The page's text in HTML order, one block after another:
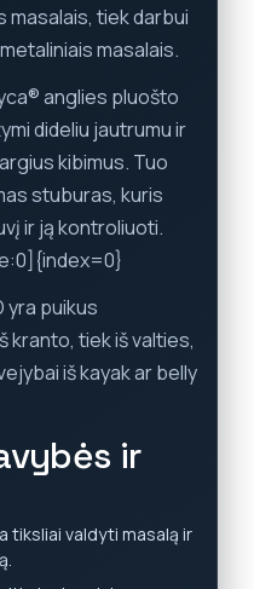
masalais, tiek darbui
masalais.
anglies pluošto
dideliu jautrumu ir
kibimus. Tuo
stuburas, kuris
ir ją kontroliuoti.
yra puikus
kranto, tiek iš valties,
iš kayak ar belly
ir
tiksliai valdyti masalą ir